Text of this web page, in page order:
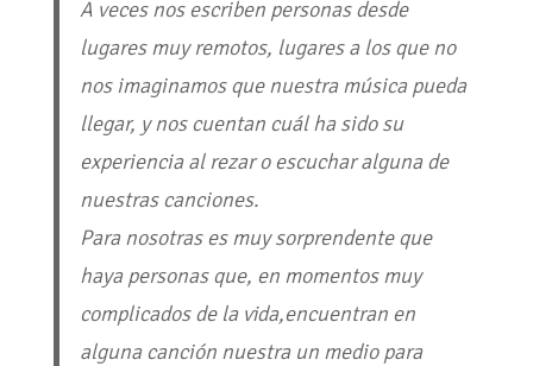
A veces nos escriben personas desde
lugares muy remotos, lugares a los que no
nos imaginamos que nuestra música pueda
llegar, y nos cuentan cuál ha sido su
experiencia al rezar o escuchar alguna de
nuestras canciones.
Para nosotras es muy sorprendente que
haya personas que, en momentos muy
complicados de la vida,encuentran en
alguna canción nuestra un medio para